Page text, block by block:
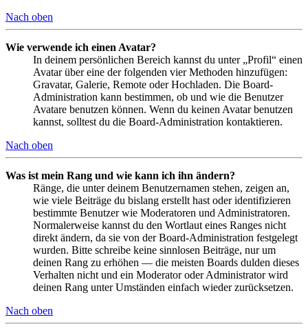
Nach oben
Wie verwende ich einen Avatar?
In deinem persönlichen Bereich kannst du unter „Profil“ einen
Avatar über eine der folgenden vier Methoden hinzufügen:
Gravatar, Galerie, Remote oder Hochladen. Die Board-
Administration kann bestimmen, ob und wie die Benutzer
Avatare benutzen können. Wenn du keinen Avatar benutzen
kannst, solltest du die Board-Administration kontaktieren.
Nach oben
Was ist mein Rang und wie kann ich ihn ändern?
Ränge, die unter deinem Benutzernamen stehen, zeigen an,
wie viele Beiträge du bislang erstellt hast oder identifizieren
bestimmte Benutzer wie Moderatoren und Administratoren.
Normalerweise kannst du den Wortlaut eines Ranges nicht
direkt ändern, da sie von der Board-Administration festgelegt
wurden. Bitte schreibe keine sinnlosen Beiträge, nur um
deinen Rang zu erhöhen — die meisten Boards dulden dieses
Verhalten nicht und ein Moderator oder Administrator wird
deinen Rang unter Umständen einfach wieder zurücksetzen.
Nach oben